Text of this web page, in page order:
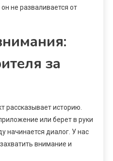
не разваливается от
за
рассказывает историю.
или берет в руки
начинается диалог. У нас
внимание и